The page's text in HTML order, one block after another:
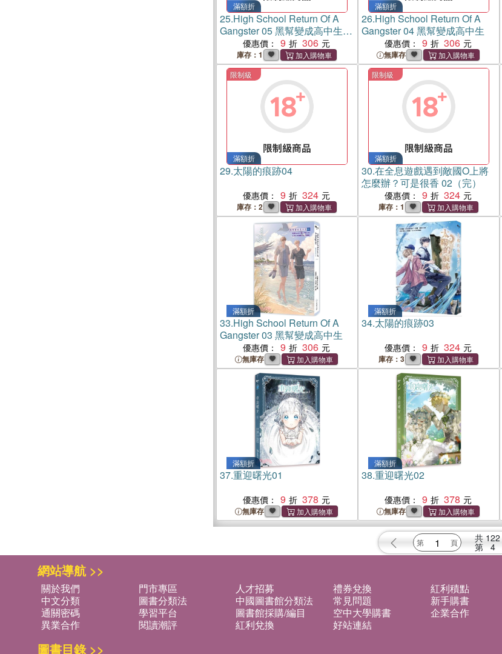
滿額折
25.High School Return Of A
Gangster 05 黑幫變成高中生
（完）優惠價： 9 306
庫存：1
滿額折
26.High School Return Of A
Gangster 04 黑幫變成高中生
優惠價： 9 306
無庫存
限制級
滿額折
29.太陽的痕跡04
優惠價： 9 324
庫存：2
限制級
滿額折
30.在全息遊戲遇到敵國O上將
怎麼辦？可是很香 02（完）
優惠價： 9 324
庫存：1
滿額折
33.High School Return Of A
Gangster 03 黑幫變成高中生
優惠價： 9 306
無庫存
滿額折
34.太陽的痕跡03
優惠價： 9 324
庫存：3
滿額折
37.重迎曙光01
優惠價： 9 378
無庫存
滿額折
38.重迎曙光02
優惠價： 9 378
無庫存
共 122
第 4
網站導航 >>
關於我們 門市專區 人才招募 禮券兌換
紅利積點
中文分類
圖書分類法 中國圖書館分類法 常見問題
新手購書
通關密碼
學習平台 圖書館採購/編目 空中大學購書
企業合作
異業合作
閱讀潮評 紅利兌換 好站連結
圖書目錄 >>